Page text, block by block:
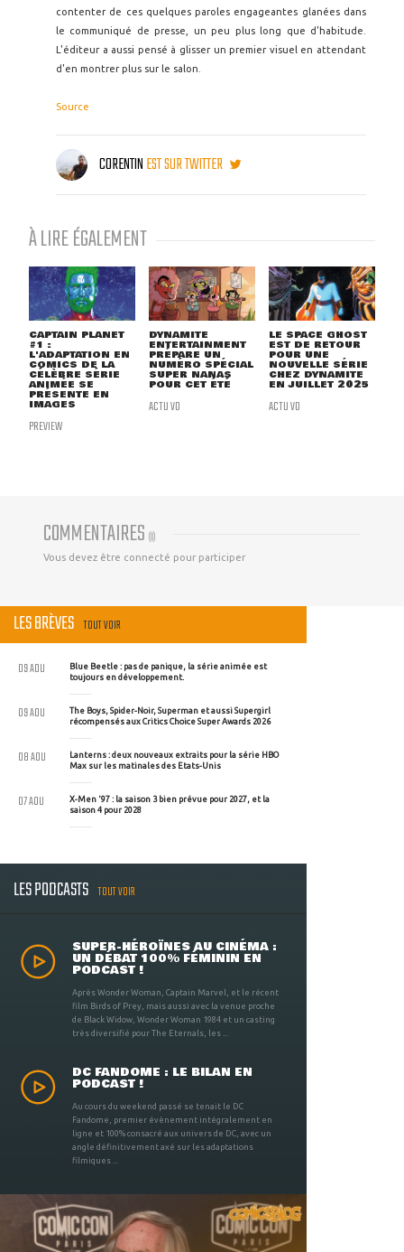
contenter de ces quelques paroles engageantes glanées dans
le communiqué de presse, un peu plus long que d'habitude.
L'éditeur a aussi pensé à glisser un premier visuel en attendant
d'en montrer plus sur le salon.
Source
CORENTINEST SUR TWITTER
À LIRE ÉGALEMENT
CAPTAIN PLANET
#1 :
L'ADAPTATION EN
COMICS DE LA
CÉLÈBRE SÉRIE
ANIMÉE SE
PRÉSENTE EN
IMAGES
PREVIEW
DYNAMITE
ENTERTAINMENT
PRÉPARE UN
NUMÉRO SPÉCIAL
SUPER NANAS
POUR CET ÉTÉ
ACTU VO
LE SPACE GHOST
EST DE RETOUR
POUR UNE
NOUVELLE SÉRIE
CHEZ DYNAMITE
EN JUILLET 2025
ACTU VO
COMMENTAIRES (0)
Vous devez être connecté pour participer
LES BRÈVES TOUT VOIR
Blue Beetle : pas de panique, la série animée est
toujours en développement.
09 AOU
The Boys, Spider-Noir, Superman et aussi Supergirl
récompensés aux Critics Choice Super Awards 2026
09 AOU
Lanterns : deux nouveaux extraits pour la série HBO
Max sur les matinales des Etats-Unis
08 AOU
X-Men '97 : la saison 3 bien prévue pour 2027, et la
saison 4 pour 2028
07 AOU
LES PODCASTS TOUT VOIR
SUPER-HÉROÏNES AU CINÉMA :
UN DÉBAT 100% FÉMININ EN
PODCAST !
Après Wonder Woman, Captain Marvel, et le récent
film Birds of Prey, mais aussi avec la venue proche
de Black Widow, Wonder Woman 1984 et un casting
très diversifié pour The Eternals, les ...
DC FANDOME : LE BILAN EN
PODCAST !
Au cours du weekend passé se tenait le DC
Fandome, premier évènement intégralement en
ligne et 100% consacré aux univers de DC, avec un
angle définitivement axé sur les adaptations
filmiques ...